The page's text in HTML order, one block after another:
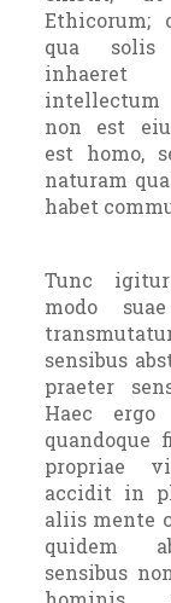
Ethicorum;
qua solis
non est
est homo,
naturam
habet
Tunc
modo
sensibus
praeter
Haec ergo
quandoque
propriae
accidit in
aliis mente
quidem
sensibus